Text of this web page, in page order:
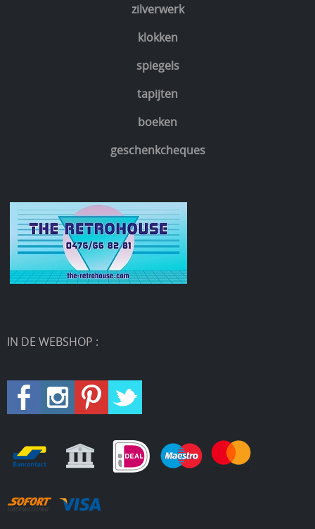
zilverwerk
klokken
spiegels
tapijten
boeken
geschenkcheques
IN DE WEBSHOP :